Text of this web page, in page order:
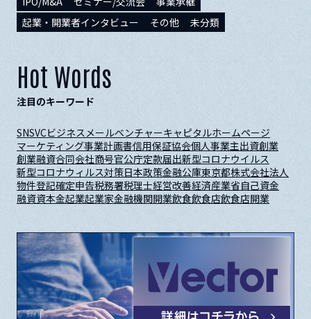
起業・開業者インタビュー
その他 未分類
Hot Words
注目のキーワード
SNSVCビジネスメールベンチャーキャピタルホームページ
マーケティング事業計画書信用保証協会個人事業主出資創業
創業融資合同会社商号官公庁定款届出新型コロナウイルス
新型コロナウィルス対策日本政策金融公庫東京都株式会社法人
物件登記確定申告税務署税理士経営改善経済産業省自己資金
融資資本金起業起業家金融機関開業飲食飲食店飲食店開業